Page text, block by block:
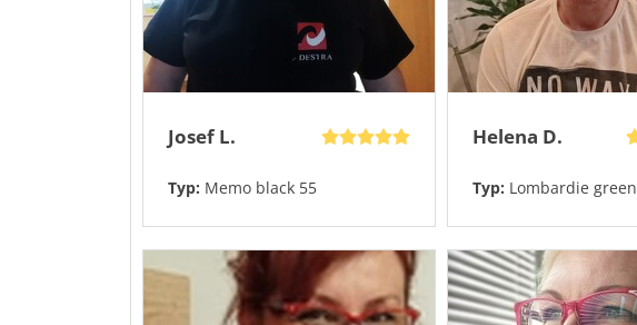
Josef L.
Typ: Memo black 55
Helena D.
Typ: Lombardie green